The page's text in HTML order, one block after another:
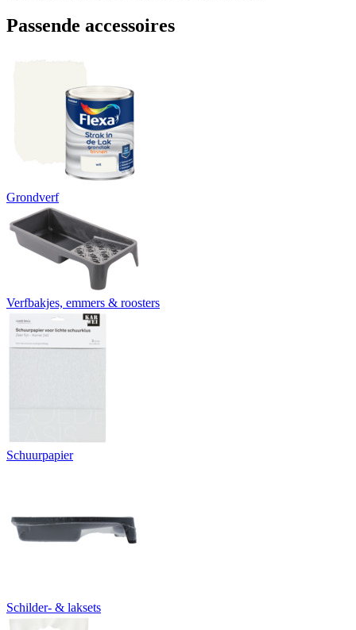
Passende accessoires
Grondverf
Verfbakjes, emmers & roosters
Schuurpapier
Schilder- & laksets